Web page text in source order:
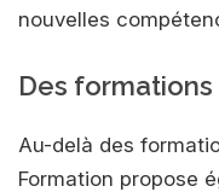
nouvelles
Des
Au-delà des
Formation propose